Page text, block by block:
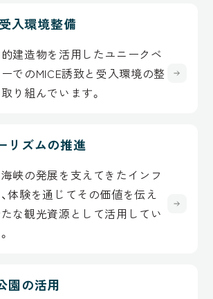
入環境整備
建造物を活用したユニークベ
でのMICE誘致と受入環境の整
り組んでいます。
リズムの推進
峡の発展を支えてきたインフ
体験を通じてその価値を伝え
な観光資源として活用してい
園の活用